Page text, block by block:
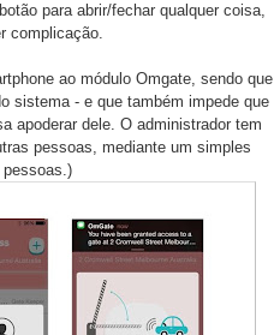
para abrir/fechar qualquer coisa,
complicação.
ao módulo Omgate, sendo que
sistema - e que também impede que
apoderar dele. O administrador tem
pessoas, mediante um simples